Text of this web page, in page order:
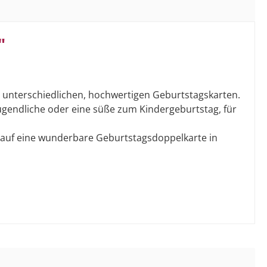
hochwertigen Geburtstagskarten.
oder eine süße zum Kindergeburtstag, für
eine wunderbare Geburtstagsdoppelkarte in